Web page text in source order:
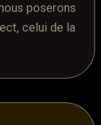
poserons
celui de la